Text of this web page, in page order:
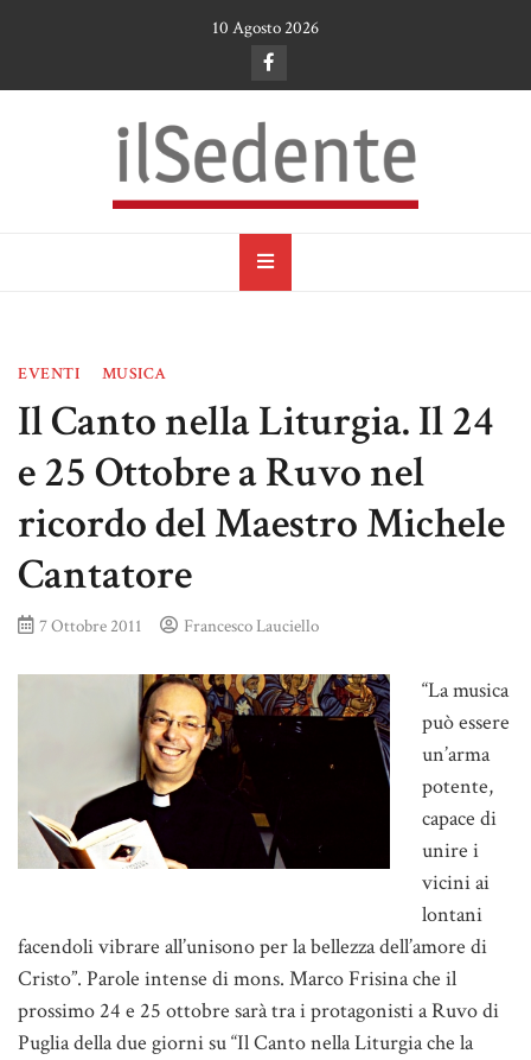
10 Agosto 2026
il Sedente
EVENTI MUSICA
Il Canto nella Liturgia. Il 24
e 25 Ottobre a Ruvo nel
ricordo del Maestro Michele
Cantatore
7 Ottobre 2011 Francesco Lauciello
“La musica
può essere
un’arma
potente,
capace di
unire i
vicini ai
lontani
facendoli vibrare all’unisono per la bellezza dell’amore di
Cristo”. Parole intense di mons. Marco Frisina che il
prossimo 24 e 25 ottobre sarà tra i protagonisti a Ruvo di
Puglia della due giorni su “Il Canto nella Liturgia che la